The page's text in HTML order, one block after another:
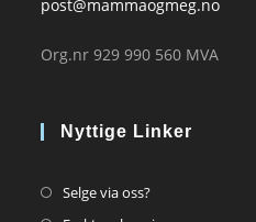
post@mammaogmeg.no
Org.nr 929 990 560 MVA
Nyttige Linker
Selge via oss?Opens
in